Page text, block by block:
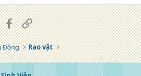
Facebook
Liên kết
Đồng Rao vặt